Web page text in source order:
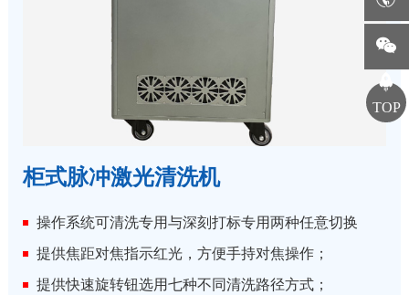
柜式脉冲激光清洗机
操作系统可清洗专用与深刻打标专用两种任意切换
提供焦距对焦指示红光，方便手持对焦操作；
提供快速旋转钮选用七种不同清洗路径方式；
TOP